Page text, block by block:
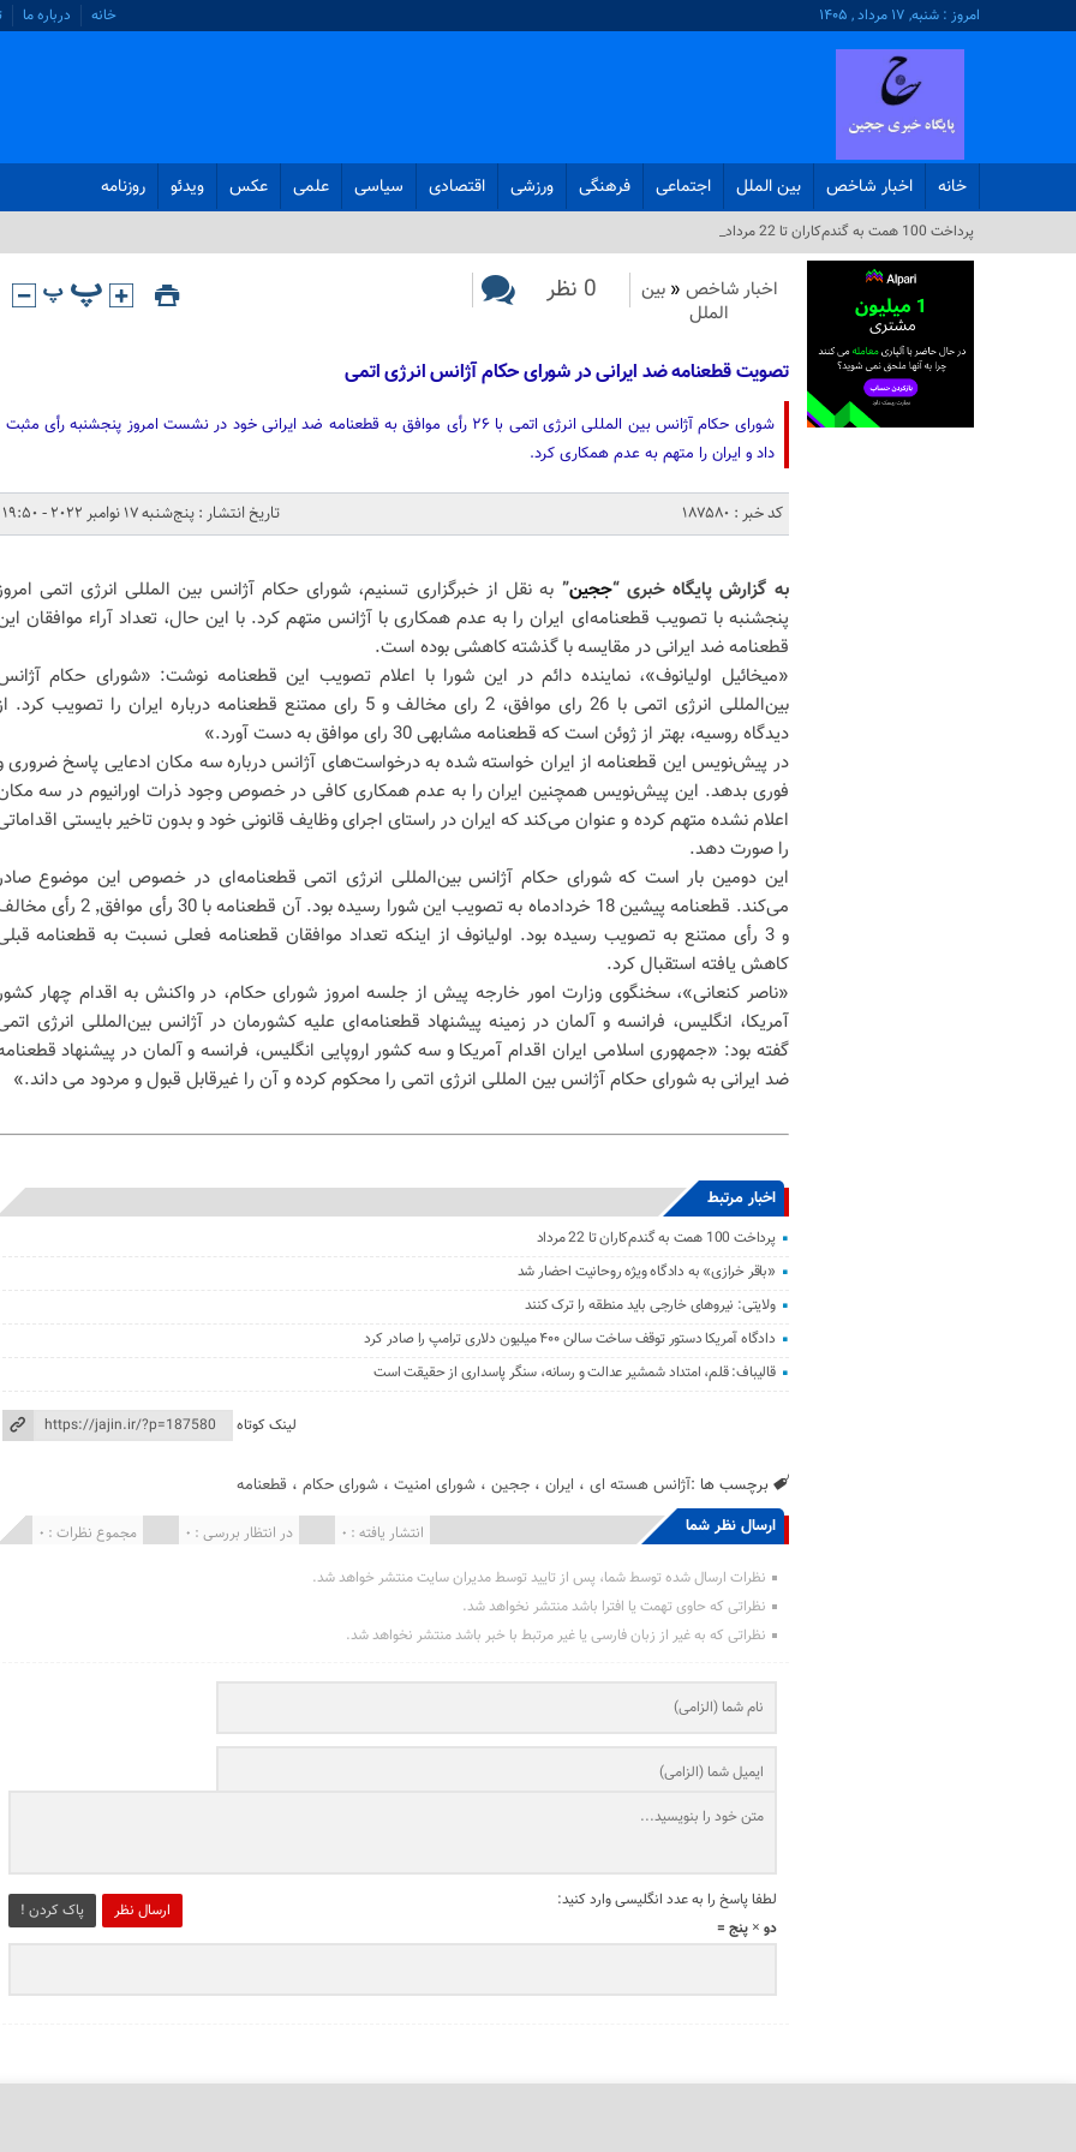
امروز : شنبه, ۱۷ مرداد , ۱۴۰۵ خانه درباره ما
خانه اخبار شاخص بین الملل اجتماعی فرهنگی ورزشی اقتصادی سیاسی علمی عکس ویدئو روزنامه
پرداخت 100 همت به گندم‌کاران تا 22 مرداد_
اخبار شاخص « بین
الملل
0 نظر
تصویت قطعنامه ضد ایرانی در شورای حکام آژانس انرژی اتمی
شورای حکام آژانس بین المللی انرژی اتمی با ۲۶ رأی موافق به قطعنامه ضد ایرانی خود در نشست امروز پنجشنبه رأی مثبت
داد و ایران را متهم به عدم همکاری کرد.
کد خبر : 187580 تاریخ انتشار : پنج‌شنبه 17 نوامبر 2022 - 19:50
به گزارش پایگاه خبری “ججین” به نقل از خبرگزاری تسنیم، شورای حکام آژانس بین المللی انرژی اتمی
پنجشنبه با تصویب قطعنامه‌ای ایران را به عدم همکاری با آژانس متهم کرد. با این حال، تعداد آراء موافقان
قطعنامه ضد ایرانی در مقایسه با گذشته کاهشی بوده است.
«میخائیل اولیانوف»، نماینده دائم در این شورا با اعلام تصویب این قطعنامه نوشت: «شورای حکام
بین‌المللی انرژی اتمی با 26 رای موافق، 2 رای مخالف و 5 رای ممتنع قطعنامه درباره ایران را تصویب کرد.
دیدگاه روسیه، بهتر از ژوئن است که قطعنامه مشابهی 30 رای موافق به دست آورد.»
در پیش‌نویس این قطعنامه از ایران خواسته شده به درخواست‌های آژانس درباره سه مکان ادعایی پاسخ ضروری
فوری بدهد. این پیش‌نویس همچنین ایران را به عدم همکاری کافی در خصوص وجود ذرات اورانیوم در سه
اعلام نشده متهم کرده و عنوان می‌کند که ایران در راستای اجرای وظایف قانونی خود و بدون تاخیر بایستی
را صورت دهد.
این دومین بار است که شورای حکام آژانس بین‌المللی انرژی اتمی قطعنامه‌ای در خصوص این موضوع
می‌کند. قطعنامه پیشین 18 خردادماه به تصویب این شورا رسیده بود. آن قطعنامه با 30 رأی موافق٬ 2
و 3 رأی ممتنع به تصویب رسیده بود. اولیانوف از اینکه تعداد موافقان قطعنامه فعلی نسبت به قطعنامه
کاهش یافته استقبال کرد.
«ناصر کنعانی»، سخنگوی وزارت امور خارجه پیش از جلسه امروز شورای حکام، در واکنش به اقدام چهار
آمریکا، انگلیس، فرانسه و آلمان در زمینه پیشنهاد قطعنامه‌ای علیه کشورمان در آژانس بین‌المللی انرژی
گفته بود: «جمهوری اسلامی ایران اقدام آمریکا و سه کشور اروپایی انگلیس، فرانسه و آلمان در پیشنهاد
ضد ایرانی به شورای حکام آژانس بین المللی انرژی اتمی را محکوم کرده و آن را غیرقابل قبول و مردود می داند.»
اخبار مرتبط
پرداخت 100 همت به گندم‌کاران تا 22 مرداد
«باقر خرازی» به دادگاه ویژه روحانیت احضار شد
ولایتی: نیرو‌های خارجی باید منطقه را ترک کنند
دادگاه آمریکا دستور توقف ساخت سالن ۴۰۰ میلیون دلاری ترامپ را صادر کرد
قالیباف: قلم، امتداد شمشیر عدالت و رسانه، سنگر پاسداری از حقیقت است
لینک کوتاه
برچسب ها :آژانس هسته ای ، ایران ،ججین ،شورای امنیت ،شورای حکام ، قطعنامه
ارسال نظر شما مجموع نظرات : 0 در انتظار بررسی : 0 انتشار یافته : 0
نظرات ارسال شده توسط شما، پس از تایید توسط مدیران سایت منتشر خواهد شد.
نظراتی که حاوی تهمت یا افترا باشد منتشر نخواهد شد.
نظراتی که به غیر از زبان فارسی یا غیر مرتبط با خبر باشد منتشر نخواهد شد.
ارسال نظر پاک کردن !
لطفا پاسخ را به عدد انگلیسی وارد کنید:
دو × پنج =